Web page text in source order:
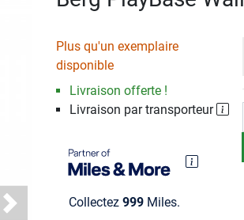
Next
Plus qu'un exemplaire
disponible
Livraison offerte !
Livraison par transporteur
Collectez 999Miles.